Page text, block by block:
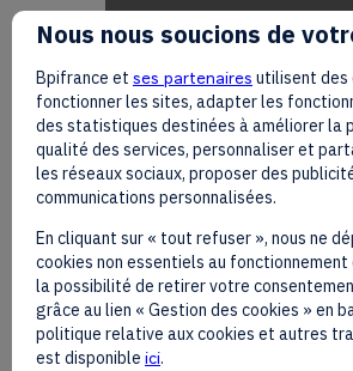
Jean-
Pascal
Tricoire,
Schneider
Nous nous soucions de
Bpifrance et ses partenaires utilisent des
fonctionner les sites, adapter les
des statistiques destinées à améliorer la
qualité des services, personnaliser et
les réseaux sociaux, proposer des
communications personnalisées.
En cliquant sur « tout refuser », nous ne
cookies non essentiels au fonctionnement
la possibilité de retirer votre
grâce au lien « Gestion des cookies » en
politique relative aux cookies et autres
est disponible ici.